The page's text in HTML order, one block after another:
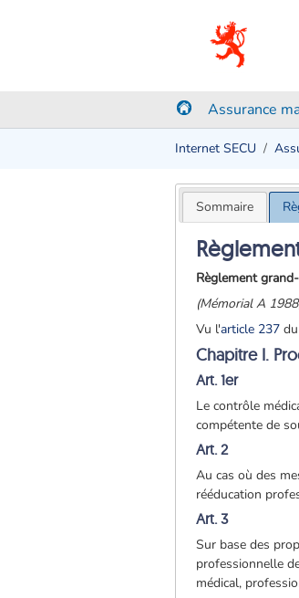
Assurance
Internet SECU
Sommaire
Règlement
(Mémorial A
Vu l'article 237
Chapitre I.
Art. 1er
Le contrôle
compétente de
Art. 2
Au cas où des
rééducation
Art. 3
Sur base des
professionnelle
médical,